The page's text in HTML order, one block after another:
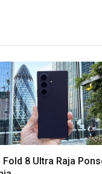
Fold 8 Ultra Raja